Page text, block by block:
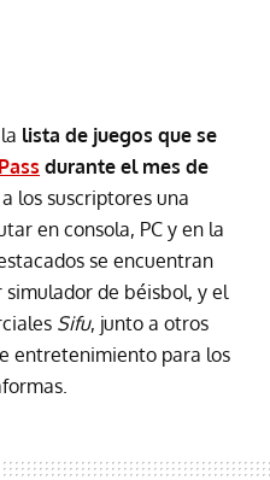
lista de juegos que se
durante el mes de
los suscriptores una
en consola, PC y en la
se encuentran
simulador de béisbol, y el
Sifu, junto a otros
entretenimiento para los